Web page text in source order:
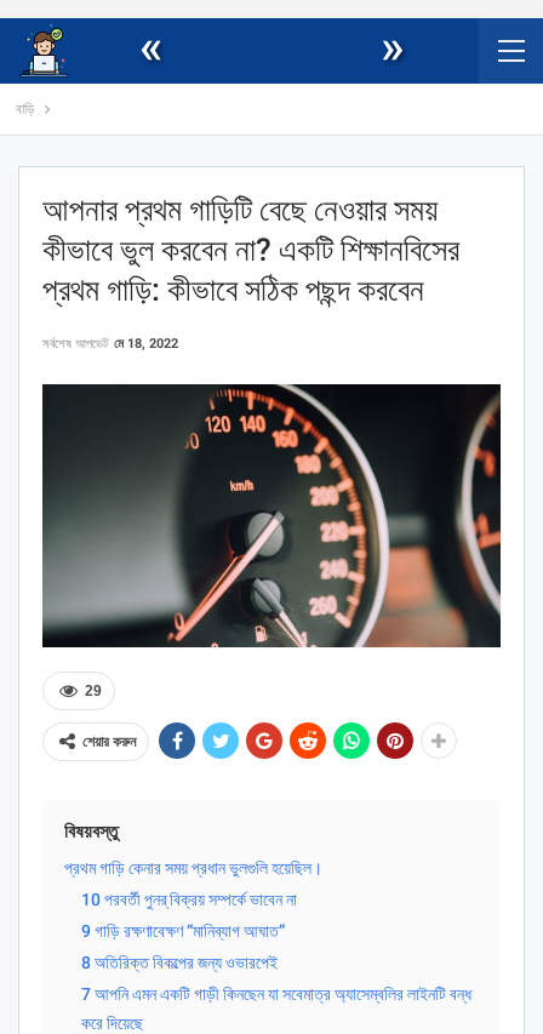
« »
বাড়ি
আপনার প্রথম গাড়িটি বেছে নেওয়ার সময়
কীভাবে ভুল করবেন না? একটি শিক্ষানবিসের
প্রথম গাড়ি: কীভাবে সঠিক পছন্দ করবেন
সর্বশেষ আপডেট মে 18, 2022
29
শেয়ার করুন
বিষয়বস্তু
প্রথম গাড়ি কেনার সময় প্রধান ভুলগুলি হয়েছিল।
10 পরবর্তী পুনর্ বিক্রয় সম্পর্কে ভাবেন না
9 গাড়ি রক্ষণাবেক্ষণ “মানিব্যাগ আঘাত”
8 অতিরিক্ত বিকল্পের জন্য ওভারপেই
7 আপনি এমন একটি গাড়ী কিনছেন যা সবেমাত্র অ্যাসেম্বলির লাইনটি বন্ধ
করে দিয়েছে